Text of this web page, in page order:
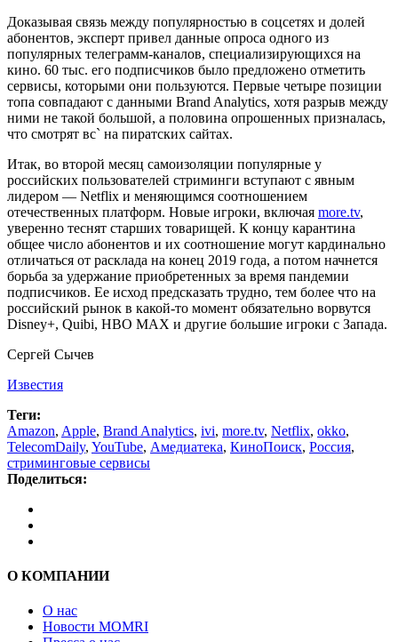
Доказывая связь между популярностью в соцсетях и долей
абонентов, эксперт привел данные опроса одного из
популярных телеграмм-каналов, специализирующихся на
кино. 60 тыс. его подписчиков было предложено отметить
сервисы, которыми они пользуются. Первые четыре позиции
топа совпадают с данными Brand Analytics, хотя разрыв между
ними не такой большой, а половина опрошенных призналась,
что смотрят вс` на пиратских сайтах.
Итак, во второй месяц самоизоляции популярные у
российских пользователей стриминги вступают с явным
лидером — Netflix и меняющимся соотношением
отечественных платформ. Новые игроки, включая more.tv,
уверенно теснят старших товарищей. К концу карантина
общее число абонентов и их соотношение могут кардинально
отличаться от расклада на конец 2019 года, а потом начнется
борьба за удержание приобретенных за время пандемии
подписчиков. Ее исход предсказать трудно, тем более что на
российский рынок в какой-то момент обязательно ворвутся
Disney+, Quibi, HBO MAX и другие большие игроки с Запада.
Сергей Сычев
Известия
Теги:
Amazon, Apple, Brand Analytics, ivi, more.tv, Netflix, okko,
TelecomDaily, YouTube, Амедиатека, КиноПоиск, Россия,
стриминговые сервисы
Поделиться:
О КОМПАНИИ
О нас
Новости MOMRI